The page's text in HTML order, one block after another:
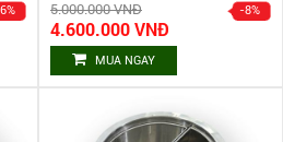
5.000.000 VNĐ
4.600.000 VNĐ
MUA NGAY